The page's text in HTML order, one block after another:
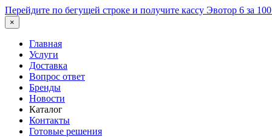
Перейдите по бегущей строке и получите кассу Эвотор 6 за
×
Главная
Услуги
Доставка
Вопрос ответ
Бренды
Новости
Каталог
Контакты
Готовые решения